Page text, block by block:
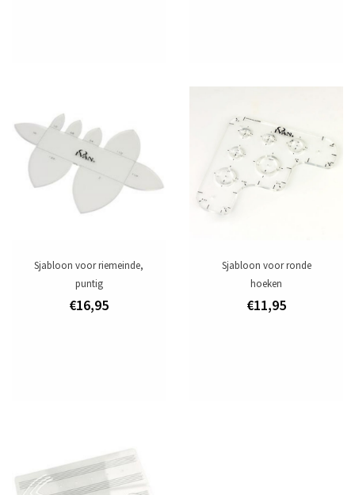
Sjabloon voor riemeinde,
puntig
€16,95
Sjabloon voor ronde
hoeken
€11,95